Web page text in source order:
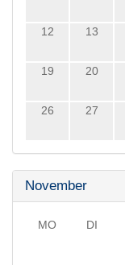
12 13
19 20
26 27
November
MO DI